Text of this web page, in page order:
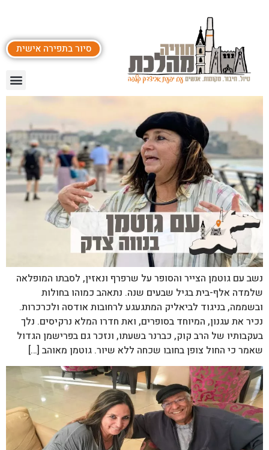
סיור בתפירה אישית
נשב עם גוטמן הצייר והסופר על שרפרף ונאזין, לסבתו המופלאה
שלמדה אלף-בית בגיל שבעים שנה. נתאהב כמוהו בחולות
ובשממה, בניגוד לביאליק המתגעגע לרחובות אודסה ולכרכרות.
נכיר את עגנון, המיוחד בסופרים, ואת חדרו המלא נרקיסים. נלך
בעקבותיו של הרב קוק, כברנר בשעתו, ונזכר גם בפרישמן הגדול
שאמר כי החול צופן בחובו שכחה ללא שיור. גוטמן מאוהב […]